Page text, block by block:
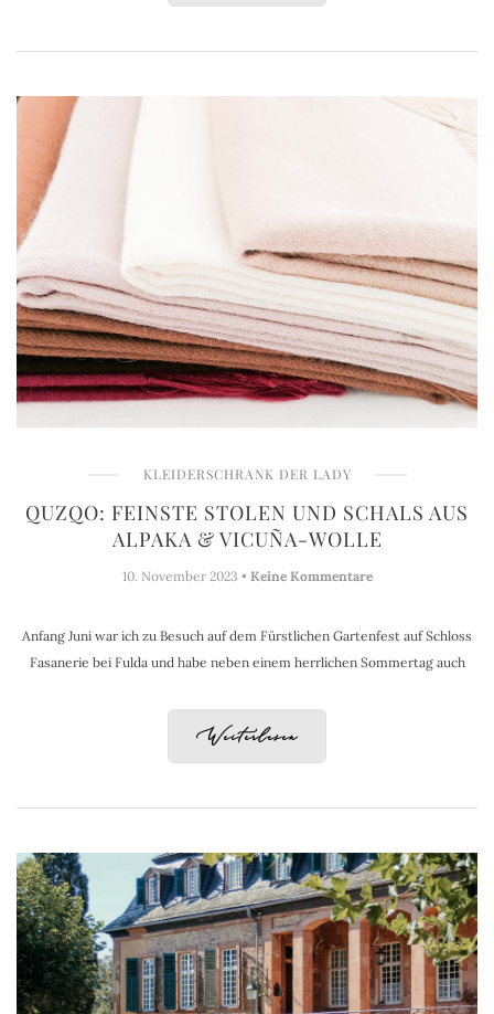
KLEIDERSCHRANK DER LADY
QUZQO: FEINSTE STOLEN UND SCHALS AUS
ALPAKA & VICUÑA-WOLLE
10. November 2023 • Keine Kommentare
Anfang Juni war ich zu Besuch auf dem Fürstlichen Gartenfest auf Schloss
Fasanerie bei Fulda und habe neben einem herrlichen Sommertag auch
Weiterlesen